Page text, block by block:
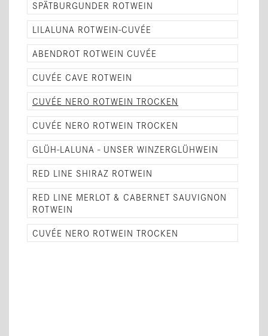
SPÄTBURGUNDER ROTWEIN
LILALUNA ROTWEIN-CUVÉE
ABENDROT ROTWEIN CUVÉE
CUVÉE CAVE ROTWEIN
CUVÉE NERO ROTWEIN TROCKEN
CUVÉE NERO ROTWEIN TROCKEN
GLÜH-LALUNA - UNSER WINZERGLÜHWEIN
RED LINE SHIRAZ ROTWEIN
RED LINE MERLOT & CABERNET SAUVIGNON
ROTWEIN
CUVÉE NERO ROTWEIN TROCKEN